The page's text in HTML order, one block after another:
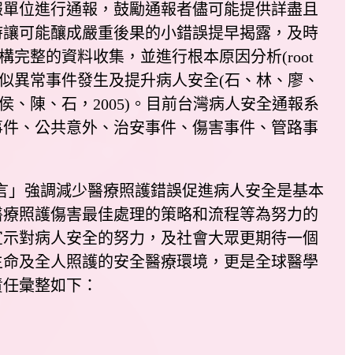
位進行通報，鼓勵通報者儘可能提供詳盡且
可能釀成嚴重後果的小錯誤提早揭露，及時
完整的資料收集，並進行根本原因分析(root
異常事件發生及提升病人安全(石、林、廖、
、陳、石，2005)。目前台灣病人安全通報系
、公共意外、治安事件、傷害事件、管路事
強調減少醫療照護錯誤促進病人安全是基本
照護傷害最佳處理的策略和流程等為努力的
對病人安全的努力，及社會大眾更期待一個
及全人照護的安全醫療環境，更是全球醫學
彙整如下：